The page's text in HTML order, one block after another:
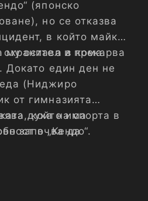
(японско
но се отказва
в който майка
остава в кома.
охранител и прекарва
Докато един ден не
(Ниджиро
от гимназията
който има
в „Кендо“.
духа на спорта в
започва да